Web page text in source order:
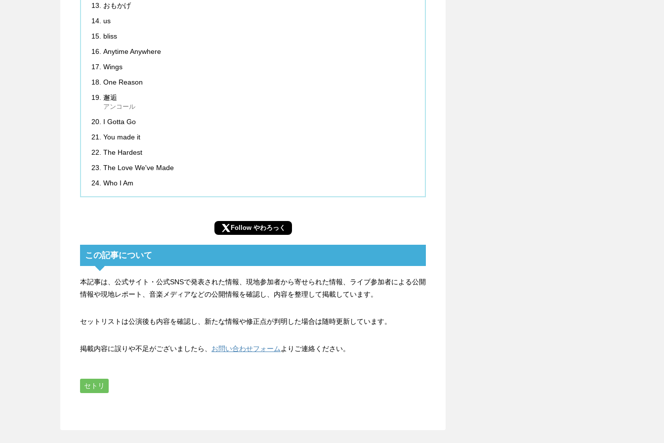
おもかげ
us
bliss
Anytime Anywhere
Wings
One Reason
邂逅
アンコール
I Gotta Go
You made it
The Hardest
The Love We've Made
Who I Am
Follow やわろっく
この記事について
本記事は、公式サイト・公式SNSで発表された情報、現地参加者から寄せられた情報、ライブ参加者による公開
情報や現地レポート、音楽メディアなどの公開情報を確認し、内容を整理して掲載しています。
セットリストは公演後も内容を確認し、新たな情報や修正点が判明した場合は随時更新しています。
掲載内容に誤りや不足がございましたら、 お問い合わせフォーム よりご連絡ください。
セトリ